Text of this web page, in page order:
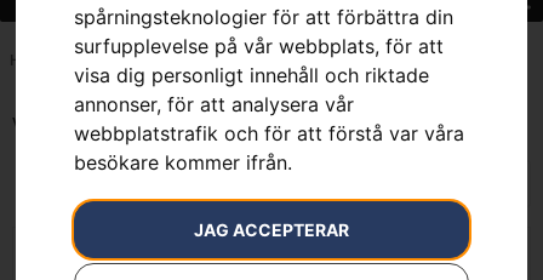
spårningsteknologier för att förbättra din
surfupplevelse på vår webbplats, för att
visa dig personligt innehåll och riktade
annonser, för att analysera vår
webbplatstrafik och för att förstå var våra
besökare kommer ifrån.
JAG ACCEPTERAR
Hem Sortiment»Skog » Sida 43
Visar 505–516 av 532 resultat